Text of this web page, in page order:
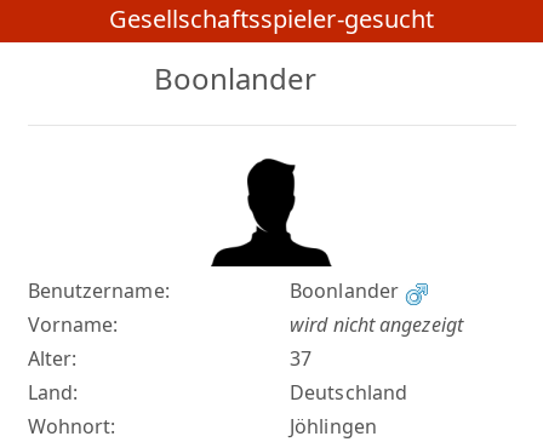
Gesellschaftsspieler-gesucht
Boonlander
Benutzername:
Boonlander
Vorname:
wird nicht angezeigt
Alter:
37
Land:
Deutschland
Wohnort:
Jöhlingen